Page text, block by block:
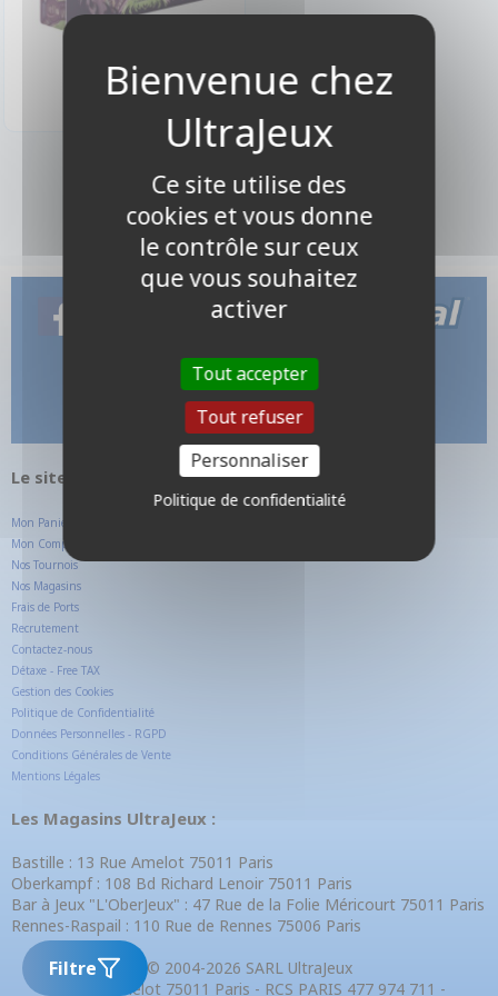
Filtre
Disponible
1 produits
Le site internet UltraJeux.com
Mon Panier
Mon Compte Client
Nos Tournois
Nos Magasins
Frais de Ports
Recrutement
Contactez-nous
Détaxe - Free TAX
Gestion des Cookies
Politique de Confidentialité
Données Personnelles - RGPD
Conditions Générales de Vente
Mentions Légales
Les Magasins UltraJeux :
Bastille : 13 Rue Amelot 75011 Paris
Oberkampf : 108 Bd Richard Lenoir 75011 Paris
Bar à Jeux "L'OberJeux" : 47 Rue de la Folie Méricourt 75011 Paris
Rennes-Raspail : 110 Rue de Rennes 75006 Paris
© 2004-2026 SARL UltraJeux
13 Rue Amelot 75011 Paris - RCS PARIS 477 974 711 -
Ce site utilise des
cookies et vous donne
le contrôle sur ceux
que vous souhaitez
activer
Tout accepter
Tout refuser
Personnaliser
Politique de confidentialité